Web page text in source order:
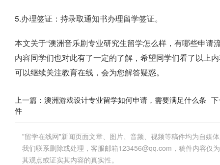
5.办理签证：持录取通知书办理留学签证。
本文关于“澳洲音乐剧专业研究生留学怎么样，有哪些申
内容同学们也对此有了一定的了解，希望同学们看了以上
可以继续关注教育在线，会为您解答疑惑。
上一篇： 澳洲游戏设计专业留学如何申请，需要满足什么条
件
"留学在线网"新闻页面文章、图片、音频、视频等稿件均为自媒
其观点或证实其内容的真实性。